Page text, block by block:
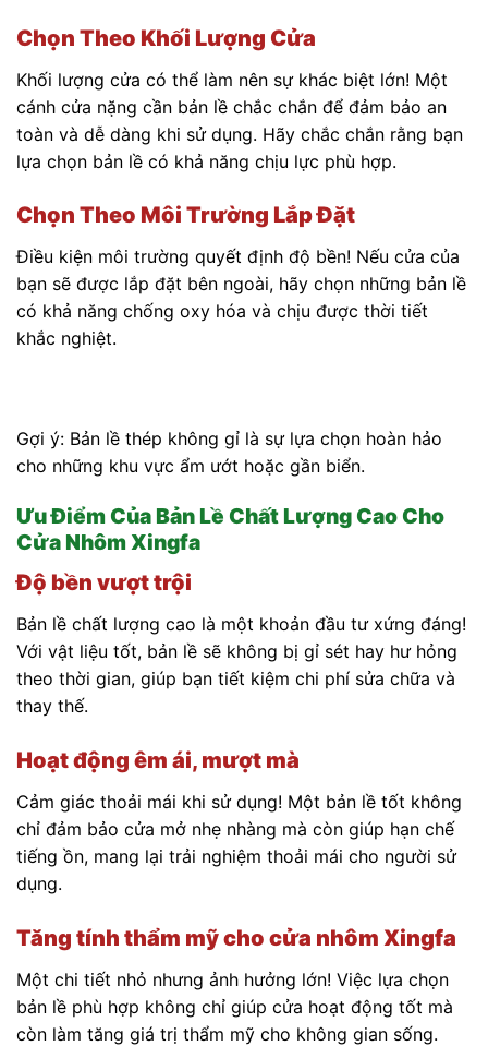
Chọn Theo Khối Lượng Cửa
Khối lượng cửa có thể làm nên sự khác biệt lớn! Một
cánh cửa nặng cần bản lề chắc chắn để đảm bảo an
toàn và dễ dàng khi sử dụng. Hãy chắc chắn rằng bạn
lựa chọn bản lề có khả năng chịu lực phù hợp.
Chọn Theo Môi Trường Lắp Đặt
Điều kiện môi trường quyết định độ bền! Nếu cửa của
bạn sẽ được lắp đặt bên ngoài, hãy chọn những bản lề
có khả năng chống oxy hóa và chịu được thời tiết
khắc nghiệt.
Gợi ý: Bản lề thép không gỉ là sự lựa chọn hoàn hảo
cho những khu vực ẩm ướt hoặc gần biển.
Ưu Điểm Của Bản Lề Chất Lượng Cao Cho
Cửa Nhôm Xingfa
Độ bền vượt trội
Bản lề chất lượng cao là một khoản đầu tư xứng đáng!
Với vật liệu tốt, bản lề sẽ không bị gỉ sét hay hư hỏng
theo thời gian, giúp bạn tiết kiệm chi phí sửa chữa và
thay thế.
Hoạt động êm ái, mượt mà
Cảm giác thoải mái khi sử dụng! Một bản lề tốt không
chỉ đảm bảo cửa mở nhẹ nhàng mà còn giúp hạn chế
tiếng ồn, mang lại trải nghiệm thoải mái cho người sử
dụng.
Tăng tính thẩm mỹ cho cửa nhôm Xingfa
Một chi tiết nhỏ nhưng ảnh hưởng lớn! Việc lựa chọn
bản lề phù hợp không chỉ giúp cửa hoạt động tốt mà
còn làm tăng giá trị thẩm mỹ cho không gian sống.